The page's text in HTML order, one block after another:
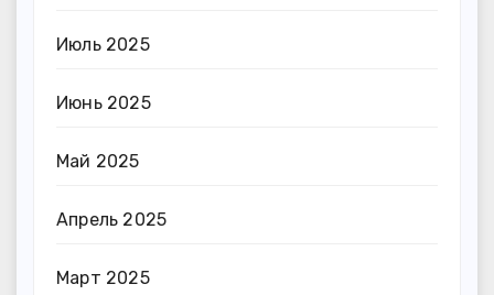
Июль 2025
Июнь 2025
Май 2025
Апрель 2025
Март 2025